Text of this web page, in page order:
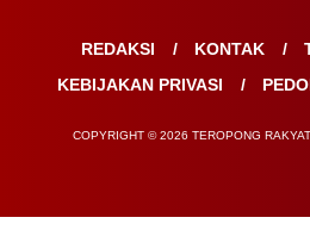
REDAKSI KONTAK
KEBIJAKAN PRIVASI
COPYRIGHT © 2026 TEROPONG